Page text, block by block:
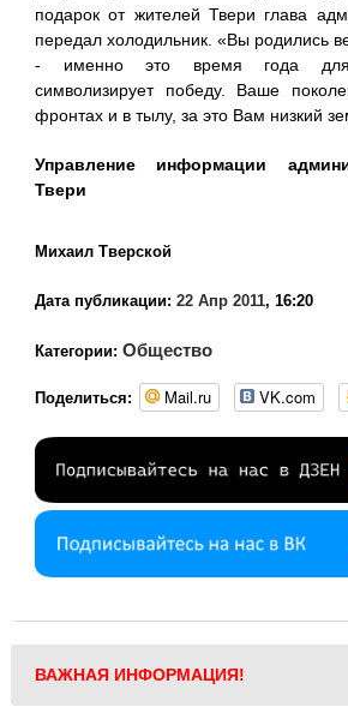
подарок от жителей Твери глава
передал холодильник. «Вы родились
- именно это время года
символизирует победу. Ваше
фронтах и в тылу, за это Вам низкий
Управление информации
Твери
Михаил Тверской
Дата публикации: 22 Апр 2011, 16:20
Категории: Общество
Поделиться: Mail.ru VK.com
ВАЖНАЯ ИНФОРМАЦИЯ!